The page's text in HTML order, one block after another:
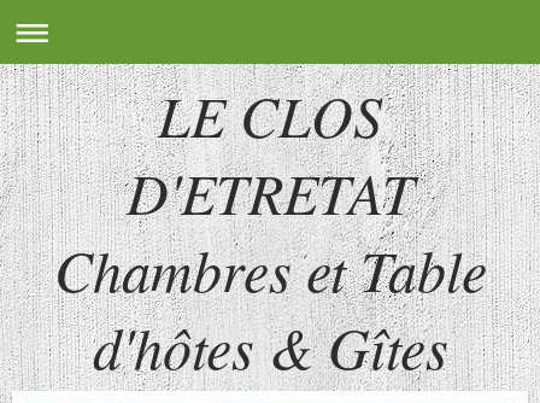
LE CLOS
D'ETRETAT
Chambres et Table
d'hôtes & Gîtes